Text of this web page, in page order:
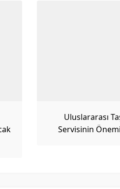
Uluslararası
Servisinin